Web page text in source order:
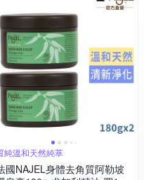
純溫和天然純萃
國NAJEL身體去角質阿勒坡